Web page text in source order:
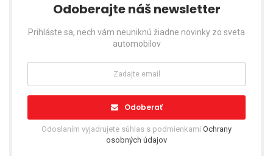
Odoberajte náš newsletter
Prihláste sa, nech vám neuniknú žiadne novinky zo sveta
automobilov
Odoberať
Odoslaním vyjadrujete súhlas s podmienkami Ochrany
osobných údajov